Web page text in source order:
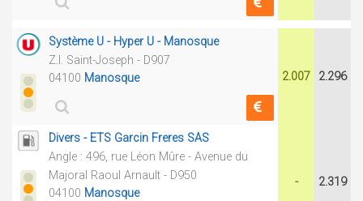
Système U - Hyper U - Manosque
Z.I. Saint-Joseph - D907
04100 Manosque 2.007 2.296
Divers - ETS Garcin Freres SAS
Angle : 496, rue Léon Mûre - Avenue du
Majoral Raoul Arnault - D950
04100 Manosque
- 2.319